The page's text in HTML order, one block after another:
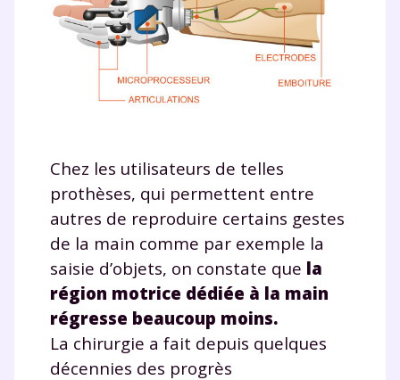
Chez les utilisateurs de telles
prothèses, qui permettent entre
autres de reproduire certains gestes
de la main comme par exemple la
saisie d’objets, on constate que la
région motrice dédiée à la main
régresse beaucoup moins.
La chirurgie a fait depuis quelques
décennies des progrès